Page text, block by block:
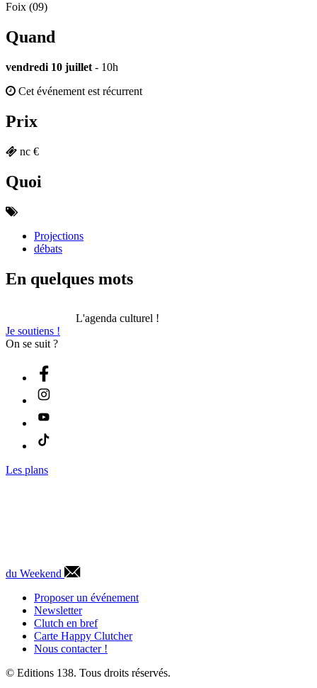
Foix (09)
Quand
vendredi 10 juillet - 10h
Cet événement est récurrent
Prix
nc €
Quoi
Projections
débats
En quelques mots
L'agenda culturel !
Je soutiens !
On se suit ?
Les plans
du Weekend
Proposer un événement
Newsletter
Clutch en bref
Carte Happy Clutcher
Nous contacter !
© Editions 138. Tous droits réservés.